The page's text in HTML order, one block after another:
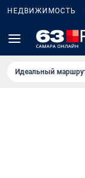
НЕДВИЖИМОСТЬ
Идеальный